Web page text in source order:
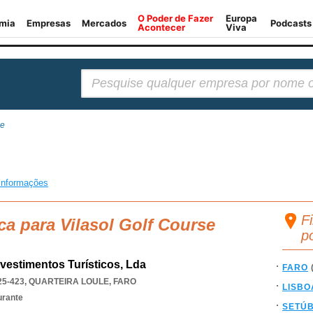
para Vilasol Golf Course
Turísticos, Lda
423, QUARTEIRA LOULE, FARO
FARO